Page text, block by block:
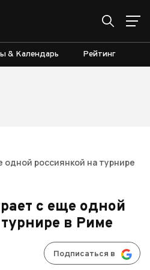
& Календарь Рейтинг
россиянкой на турнире
с еще одной
в Риме
Подписаться в